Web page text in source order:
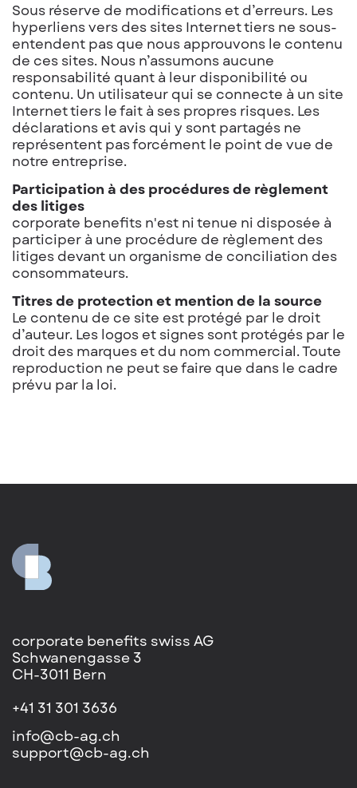
Sous réserve de modifications et d’erreurs. Les
hyperliens vers des sites Internet tiers ne sous-
entendent pas que nous approuvons le contenu
de ces sites. Nous n’assumons aucune
responsabilité quant à leur disponibilité ou
contenu. Un utilisateur qui se connecte à un site
Internet tiers le fait à ses propres risques. Les
déclarations et avis qui y sont partagés ne
représentent pas forcément le point de vue de
notre entreprise.
Participation à des procédures de règlement
des litiges
corporate benefits n'est ni tenue ni disposée à
participer à une procédure de règlement des
litiges devant un organisme de conciliation des
consommateurs.
Titres de protection et mention de la source
Le contenu de ce site est protégé par le droit
d’auteur. Les logos et signes sont protégés par le
droit des marques et du nom commercial. Toute
reproduction ne peut se faire que dans le cadre
prévu par la loi.
corporate benefits swiss AG
Schwanengasse 3
CH-3011 Bern
+41 31 301 3636
info@cb-ag.ch
support@cb-ag.ch